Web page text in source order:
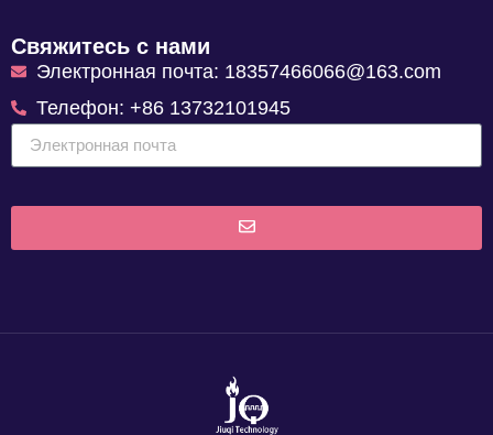
Свяжитесь с нами
Электронная почта: 18357466066@163.com
Телефон: +86 13732101945